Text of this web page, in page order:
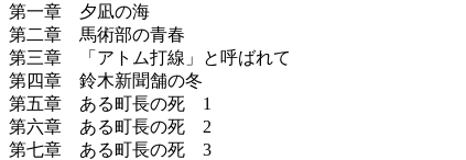
第一章 夕凪の海
第二章 馬術部の青春
第三章 「アトム打線」と呼ばれて
第四章 鈴木新聞舗の冬
第五章 ある町長の死 1
第六章 ある町長の死 2
第七章 ある町長の死 3